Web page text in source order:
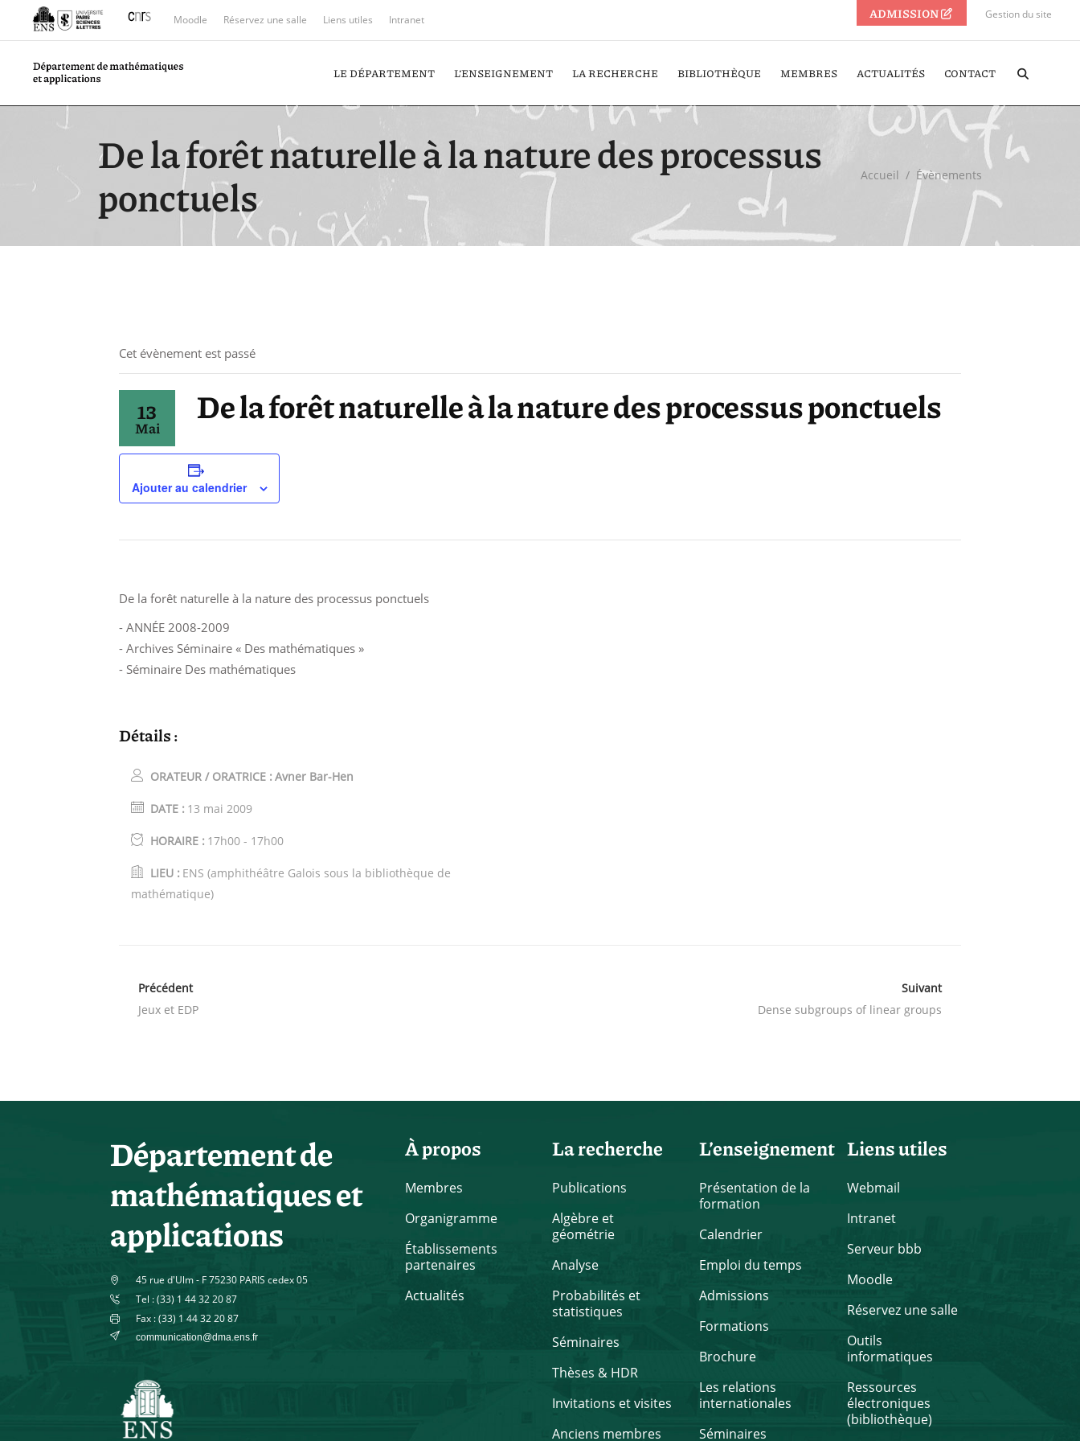
Moodle Réservez une salle Liens utiles Intranet ADMISSION Gestion du site
LE DÉPARTEMENT L’ENSEIGNEMENT LA RECHERCHE BIBLIOTHÈQUE MEMBRES ACTUALITÉS CONTACT
De la forêt naturelle à la nature des processus
ponctuels
Accueil / Évènements
Cet évènement est passé
13
Mai De la forêt naturelle à la nature des processus ponctuels
Ajouter au calendrier
De la forêt naturelle à la nature des processus ponctuels
- ANNÉE 2008-2009
- Archives Séminaire « Des mathématiques »
- Séminaire Des mathématiques
Détails :
ORATEUR / ORATRICE : Avner Bar-Hen
DATE : 13 mai 2009
HORAIRE : 17h00 - 17h00
LIEU : ENS (amphithéâtre Galois sous la bibliothèque de
mathématique)
Précédent
Jeux et EDP
Suivant
Dense subgroups of linear groups
Département de
mathématiques et
applications
45 rue d'Ulm - F 75230 PARIS cedex 05
Tel : (33) 1 44 32 20 87
Fax : (33) 1 44 32 20 87
communication@dma.ens.fr
À propos
Membres
Organigramme
Établissements
partenaires
Actualités
La recherche
Publications
Algèbre et
géométrie
Analyse
Probabilités et
statistiques
Séminaires
Thèses & HDR
Invitations et visites
Anciens membres
L’enseignement
Présentation de la
formation
Calendrier
Emploi du temps
Admissions
Formations
Brochure
Les relations
internationales
Séminaires
Liens utiles
Webmail
Intranet
Serveur bbb
Moodle
Réservez une salle
Outils
informatiques
Ressources
électroniques
(bibliothèque)